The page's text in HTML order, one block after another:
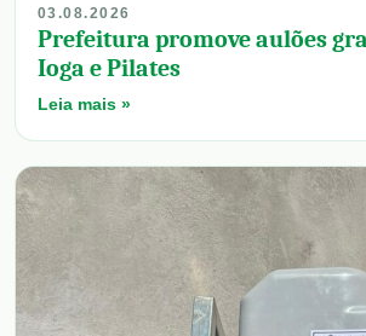
03.08.2026
Prefeitura promove aulões
Ioga e Pilates
Leia mais »